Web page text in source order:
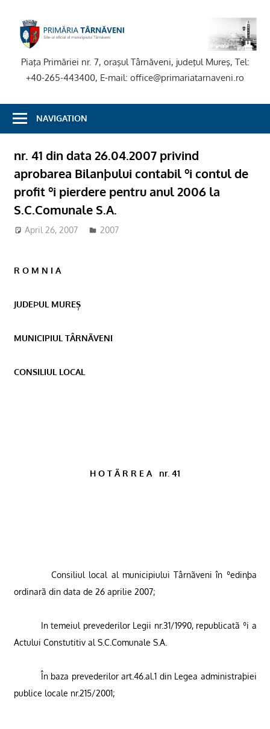
content
Piaţa Primăriei nr. 7, oraşul Târnăveni, judeţul Mureş, Tel:
+40-265-443400, E-mail: office@primariatarnaveni.ro
NAVIGATION
nr. 41 din data 26.04.2007 privind
aprobarea Bilanþului contabil ºi contul de
profit ºi pierdere pentru anul 2006 la
S.C.Comunale S.A.
April 26, 2007 2007
R O M N I A
JUDEÞUL MUREȘ
MUNICIPIUL TÂRNÃVENI
CONSILIUL LOCAL
H O T Ã R R E A nr. 41
Consiliul local al municipiului Târnãveni în ºedinþa
ordinarã din data de 26 aprilie 2007;
In temeiul prevederilor Legii nr.31/1990, republicatã ºi a
Actului Constutitiv al S.C.Comunale S.A.
În baza prevederilor art.46.al.1 din Legea administraþiei
publice locale nr.215/2001;